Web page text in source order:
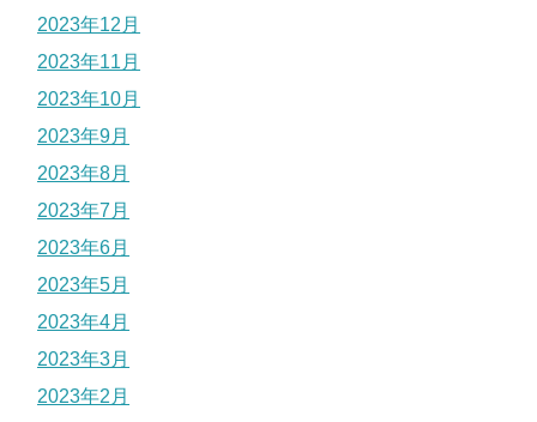
2023年12月
2023年11月
2023年10月
2023年9月
2023年8月
2023年7月
2023年6月
2023年5月
2023年4月
2023年3月
2023年2月